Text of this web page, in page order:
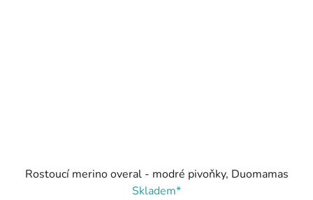
Rostoucí merino overal - modré pivoňky, Duomamas
Skladem*